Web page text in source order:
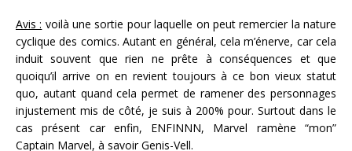
Avis : voilà une sortie pour laquelle on peut remercier la nature
cyclique des comics. Autant en général, cela m’énerve, car cela
induit souvent que rien ne prête à conséquences et que
quoiqu’il arrive on en revient toujours à ce bon vieux statut
quo, autant quand cela permet de ramener des personnages
injustement mis de côté, je suis à 200% pour. Surtout dans le
cas présent car enfin, ENFINNN, Marvel ramène “mon”
Captain Marvel, à savoir Genis-Vell.